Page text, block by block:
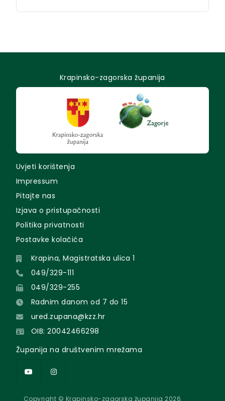
Krapinsko-zagorska županija
Uvjeti korištenja
Impressum
Pitajte nas
Izjava o pristupačnosti
Politika privatnosti
Postavke kolačića
Krapina, Magistratska ulica 1
049/329-111
049/329-255
Radnim danom od 7 do 15
ured.zupana@kzz.hr
OIB: 20042466298
Županija na društvenim mrežama
Copyright © Krapinsko-zagorska županija 2026.